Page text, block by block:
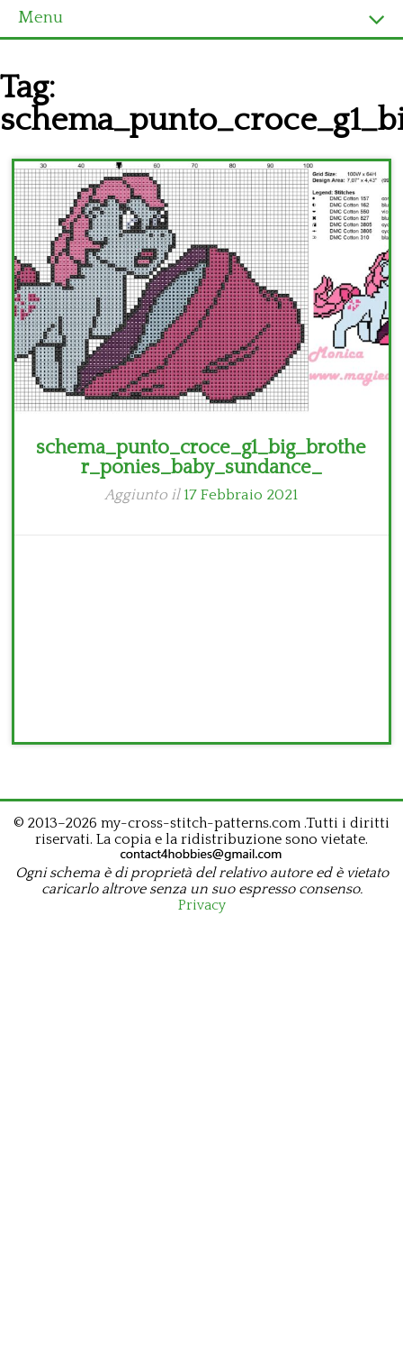
Menu
Ultimi schemi
Alfabeto
Bambini
Disney
Thun
Tag:
schema_punto_croce_g1_big_brothe
r_ponies_baby_sundance_
Aggiunto il 17 Febbraio 2021
© 2013–2026 my-cross-stitch-patterns.com .Tutti i diritti
riservati. La copia e la ridistribuzione sono vietate.
Ogni schema è di proprietà del relativo autore ed è vietato
caricarlo altrove senza un suo espresso consenso.
Privacy